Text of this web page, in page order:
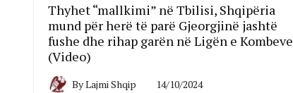
Thyhet “mallkimi” në Tbilisi, Shqipëria
mund për herë të parë Gjeorgjinë jashtë
fushe dhe rihap garën në Ligën e Kombeve
(Video)
ByLajmi Shqip 14/10/2024